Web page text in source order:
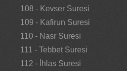
108 - Kevser Suresi
109 - Kafirun Suresi
110 - Nasr Suresi
111 - Tebbet Suresi
112 - İhlas Suresi